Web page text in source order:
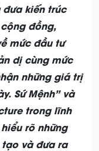
đưa kiến trúc
đồng,
mức đầu tư
dị cùng mức
những giá trị
Sứ Mệnh” và
trong lĩnh
rõ những
và đưa ra